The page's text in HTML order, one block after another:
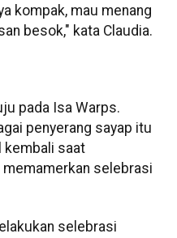
kompak, mau menang
besok," kata Claudia.
pada Isa Warps.
penyerang sayap itu
kembali saat
selebrasi
selebrasi